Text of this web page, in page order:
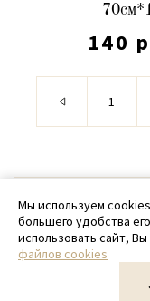
140
©
+
Мы используем
большего удобства
использовать сайт,
файлов cookies